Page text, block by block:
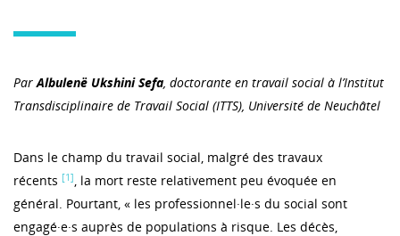
ParAlbulenë Ukshini Sefa, doctorante en travail social à l’Institut
Transdisciplinaire de Travail Social (ITTS), Université de Neuchâtel
Dans le champ du travail social, malgré des travaux
récents [1], la mort reste relativement peu évoquée en
général. Pourtant, « les professionnel·le·s du social sont
engagé·e·s auprès de populations à risque. Les décès,